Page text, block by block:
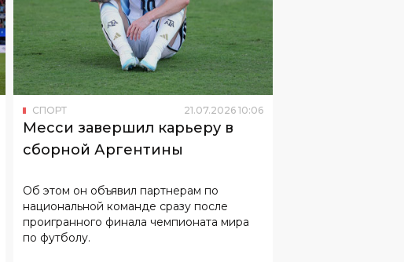
СПОРТ 21.07.2026 10:06
Месси завершил карьеру в
сборной Аргентины
Об этом он объявил партнерам по
национальной команде сразу после
проигранного финала чемпионата мира
по футболу.